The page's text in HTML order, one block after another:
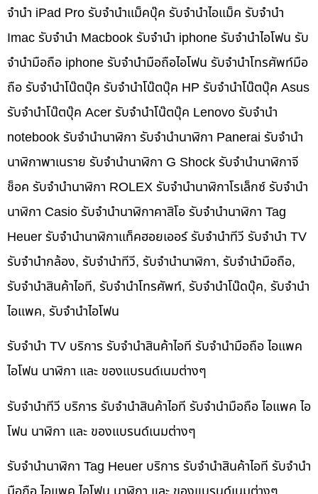
จำนำ iPad Pro รับจำนำแม็คบุ๊ค รับจำนำไอแม็ค รับจำนำ
Imac รับจำนำ Macbook รับจำนำ iphone รับจำนำไอโฟน รับ
จำนำมือถือ iphone รับจำนำมือถือไอโฟน รับจำนำโทรศัพท์มือ
ถือ รับจำนำโน๊ตบุ๊ค รับจำนำโน๊ตบุ๊ค HP รับจำนำโน๊ตบุ๊ค Asus
รับจำนำโน๊ตบุ๊ค Acer รับจำนำโน๊ตบุ๊ค Lenovo รับจำนำ
notebook รับจำนำนาฬิกา รับจำนำนาฬิกา Panerai รับจำนำ
นาฬิกาพาเนราย รับจำนำนาฬิกา G Shock รับจำนำนาฬิกาจี
ช็อค รับจำนำนาฬิกา ROLEX รับจำนำนาฬิกาโรเล็กซ์ รับจำนำ
นาฬิกา Casio รับจำนำนาฬิกาคาสิโอ รับจำนำนาฬิกา Tag
Heuer รับจำนำนาฬิกาแท็คฮอยเออร์ รับจำนำทีวี รับจำนำ TV
รับจำนำกล้อง, รับจำนำทีวี, รับจำนำนาฬิกา, รับจำนำมือถือ,
รับจำนำสินค้าไอที, รับจำนำโทรศัพท์, รับจำนำโน๊ดบุ๊ค, รับจำนำ
ไอแพค, รับจำนำไอโฟน
รับจำนำ TV บริการ รับจำนำสินค้าไอที รับจำนำมือถือ ไอแพค
ไอโฟน นาฬิกา และ ของแบรนด์เนมต่างๆ
รับจำนำทีวี บริการ รับจำนำสินค้าไอที รับจำนำมือถือ ไอแพค ไอ
โฟน นาฬิกา และ ของแบรนด์เนมต่างๆ
รับจำนำนาฬิกา Tag Heuer บริการ รับจำนำสินค้าไอที รับจำนำ